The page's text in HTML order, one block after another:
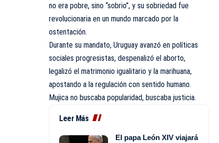
no era pobre, sino “sobrio”, y su sobriedad fue
revolucionaria en un mundo marcado por la
ostentación.
Durante su mandato, Uruguay avanzó en políticas
sociales progresistas, despenalizó el aborto,
legalizó el matrimonio igualitario y la marihuana,
apostando a la regulación con sentido humano.
Mujica no buscaba popularidad, buscaba justicia.
Leer Más
El papa León XIV viajará